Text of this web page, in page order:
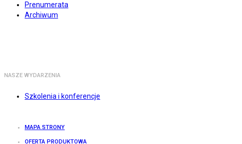
Prenumerata
Archiwum
NASZE WYDARZENIA
Szkolenia i konferencje
MAPA STRONY
OFERTA PRODUKTOWA